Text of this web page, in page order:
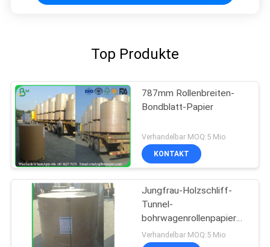
Top Produkte
787mm Rollenbreiten-
Bondblatt-Papier
Verhandelbar MOQ:5 Mio
KONTAKT
Jungfrau-Holzschliff-
Tunnel-
bohrwagenrollenpapier
100%
Verhandelbar MOQ:5 Mio